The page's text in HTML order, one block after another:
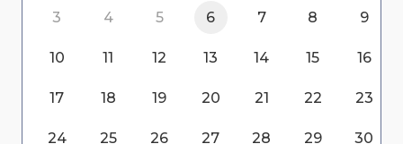
3 4 5 6 7 8 9
10 11 12 13 14 15 16
17 18 19 20 21 22 23
24 25 26 27 28 29 30